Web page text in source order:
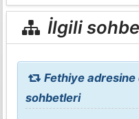
İlgili
Fethiye adresine
sohbetleri